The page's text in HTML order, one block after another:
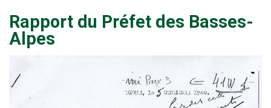
Rapport du Préfet des Basses-
Alpes